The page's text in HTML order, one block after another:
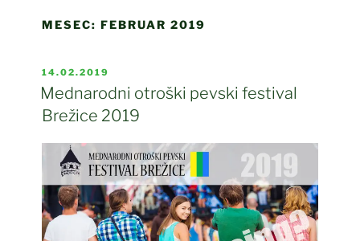
MESEC:FEBRUAR 2019
OBJAVLJENO
DNE
14.02.2019
Mednarodni otroški pevski festival
Brežice 2019